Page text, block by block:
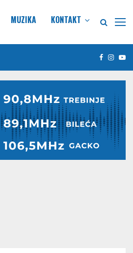
MUZIKA KONTAKT
Facebook